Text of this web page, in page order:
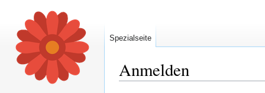
Anmelden
Spezialseite